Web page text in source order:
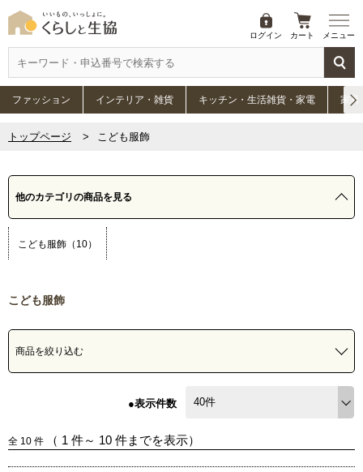
ログイン カート メニュー
ファッション インテリア・雑貨 キッチン・生活雑貨・家電 家具
トップページ こども服飾
他のカテゴリの商品を見る
こども服飾（10）
こども服飾
商品を絞り込む
●表示件数
全 10 件 （ 1 件～ 10 件までを表示）